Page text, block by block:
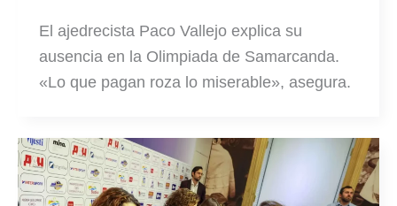
El ajedrecista Paco Vallejo explica su
ausencia en la Olimpiada de Samarcanda.
«Lo que pagan roza lo miserable», asegura.